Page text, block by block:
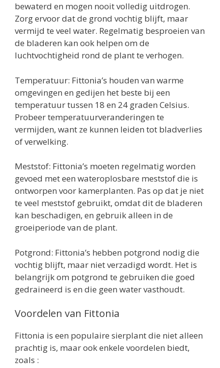
bewaterd en mogen nooit volledig uitdrogen.
Zorg ervoor dat de grond vochtig blijft, maar
vermijd te veel water. Regelmatig besproeien van
de bladeren kan ook helpen om de
luchtvochtigheid rond de plant te verhogen.
Temperatuur: Fittonia’s houden van warme
omgevingen en gedijen het beste bij een
temperatuur tussen 18 en 24 graden Celsius.
Probeer temperatuurveranderingen te
vermijden, want ze kunnen leiden tot bladverlies
of verwelking.
Meststof: Fittonia’s moeten regelmatig worden
gevoed met een wateroplosbare meststof die is
ontworpen voor kamerplanten. Pas op dat je niet
te veel meststof gebruikt, omdat dit de bladeren
kan beschadigen, en gebruik alleen in de
groeiperiode van de plant.
Potgrond: Fittonia’s hebben potgrond nodig die
vochtig blijft, maar niet verzadigd wordt. Het is
belangrijk om potgrond te gebruiken die goed
gedraineerd is en die geen water vasthoudt.
Voordelen van Fittonia
Fittonia is een populaire sierplant die niet alleen
prachtig is, maar ook enkele voordelen biedt,
zoals :